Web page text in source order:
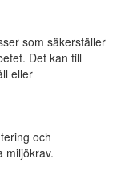
som säkerställer
Det kan till
eller
och
miljökrav.